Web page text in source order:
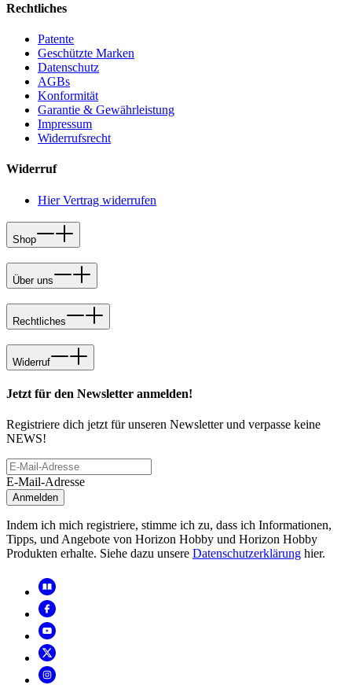
Rechtliches
Patente
Geschützte Marken
Datenschutz
AGBs
Konformität
Garantie & Gewährleistung
Impressum
Widerrufsrecht
Widerruf
Hier Vertrag widerrufen
Shop
Über uns
Rechtliches
Widerruf
Jetzt für den Newsletter anmelden!
Registriere dich jetzt für unseren Newsletter und verpasse keine
NEWS!
E-Mail-Adresse
Anmelden
Indem ich mich registriere, stimme ich zu, dass ich Informationen,
Tipps, und Angebote von Horizon Hobby und Horizon Hobby
Produkten erhalte. Siehe dazu unsere Datenschutzerklärung hier.